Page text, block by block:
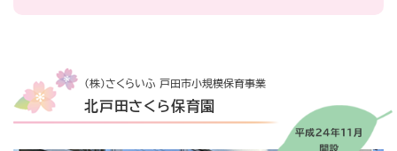
(株)さくらいふ 戸田市小規模保育事業
北戸田さくら保育園